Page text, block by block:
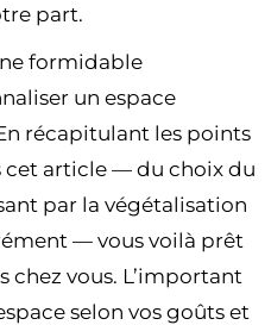
part.
formidable
un espace
récapitulant les points
cet article — du choix du
par la végétalisation
— vous voilà prêt
chez vous. L’important
selon vos goûts et